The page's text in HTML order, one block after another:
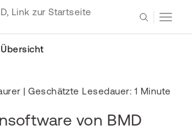
| Geschätzte Lesedauer: 1 Minute
von BMD